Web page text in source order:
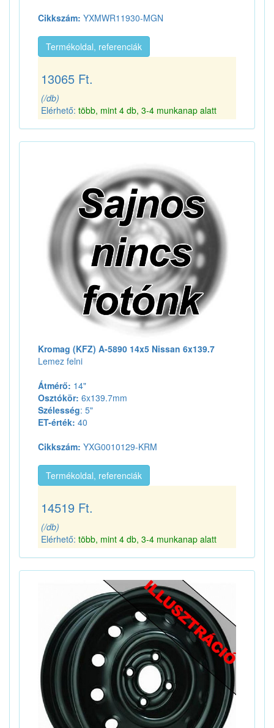
Cikkszám: YXMWR11930-MGN
Termékoldal, referenciák
13065 Ft.
(/db)
Elérhető: több, mint 4 db, 3-4 munkanap alatt
Kromag (KFZ) A-5890 14x5 Nissan 6x139.7
Lemez felni
Átmérő: 14"
Osztókör: 6x139.7mm
Szélesség: 5"
ET-érték: 40
Cikkszám: YXG0010129-KRM
Termékoldal, referenciák
14519 Ft.
(/db)
Elérhető: több, mint 4 db, 3-4 munkanap alatt